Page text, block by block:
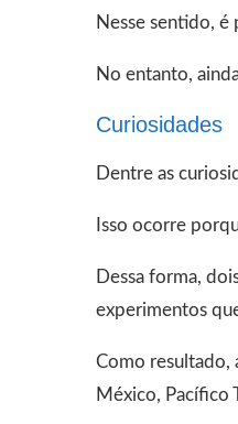
Nesse sentido, é
No entanto,
Curiosidades
Dentre as
Isso ocorre
Dessa forma,
experimentos
Como resultado,
México, Pacífico